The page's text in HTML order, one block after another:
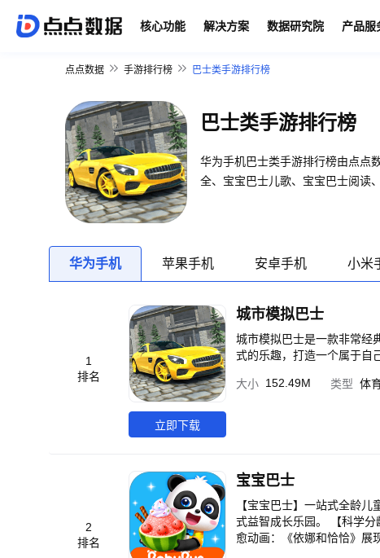
核心功能 解决方案 数据研究院 产品服
点点数据 手游排行榜 巴士类手游排行榜
巴士类手游排行榜
华为手机巴士类手游排行榜由点点
全、宝宝巴士儿歌、宝宝巴士阅读
华为手机 苹果手机 安卓手机 小米
1
排名
立即下载
城市模拟巴士
城市模拟巴士是一款非常经
式的乐趣，打造一个属于自
大小 152.49M 类型 体
2
排名
宝宝巴士
【宝宝巴士】一站式全龄
式益智成长乐园。 【科学分龄启蒙，短时高效认知】 0-3岁·习惯与语言启蒙期： 聚焦语言表达、情绪感知、生活好习惯三大核心成长方向 ▸亲子治
愈动画：《依娜和恰恰》展